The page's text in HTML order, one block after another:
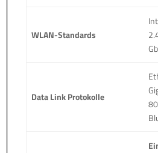
WLAN-Standards
Data Link Protokolle